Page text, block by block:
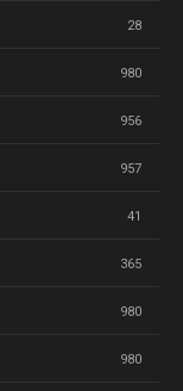
28
980
956
957
41
365
980
980